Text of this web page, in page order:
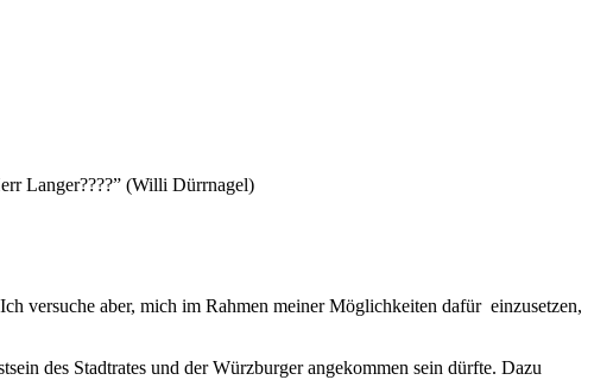
Langer????” (Willi Dürrnagel)
versuche aber, mich im Rahmen meiner Möglichkeiten dafür einzusetzen,
des Stadtrates und der Würzburger angekommen sein dürfte. Dazu